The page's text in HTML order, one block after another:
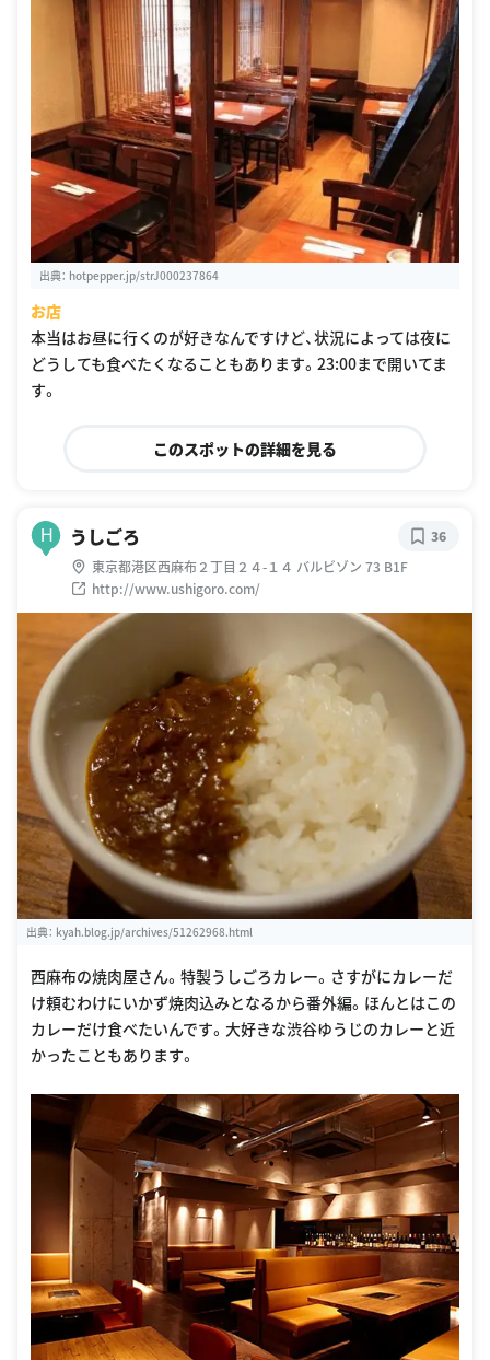
出典： hotpepper.jp/strJ000237864
お店
本当はお昼に行くのが好きなんですけど、状況によっては夜に
どうしても食べたくなることもあります。23:00まで開いてま
す。
このスポットの詳細を見る
H うしごろ
東京都港区西麻布２丁目２４-１４ バルビゾン 73 B1F
http://www.ushigoro.com/
36
出典： kyah.blog.jp/archives/51262968.html
西麻布の焼肉屋さん。特製うしごろカレー。さすがにカレーだ
け頼むわけにいかず焼肉込みとなるから番外編。ほんとはこの
カレーだけ食べたいんです。大好きな渋谷ゆうじのカレーと近
かったこともあります。